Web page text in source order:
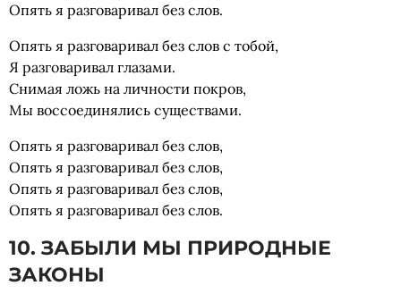
Опять я разговаривал без слов.
Опять я разговаривал без слов с тобой,
Я разговаривал глазами.
Снимая ложь на личности покров,
Мы воссоединялись существами.
Опять я разговаривал без слов,
Опять я разговаривал без слов,
Опять я разговаривал без слов,
Опять я разговаривал без слов.
10. ЗАБЫЛИ МЫ ПРИРОДНЫЕ
ЗАКОНЫ